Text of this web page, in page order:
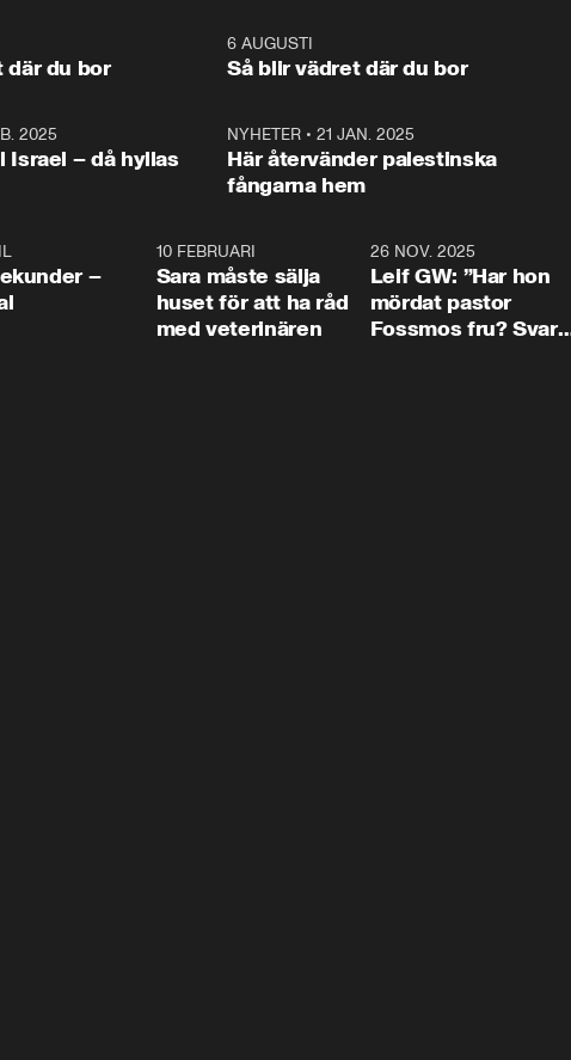
och Makten.
– Vi ställer upp i val. Ska vi
vara med så sitter vi förstås
1:06
där du bor
6 AUGUSTI
Så blir vädret där du bor
2025
Israel – då hyllas
NYHETER •21 JAN. 2025
Här återvänder palestinska
fångarna hem
–
10 FEBRUARI
Sara måste sälja
huset för att ha råd
med veterinären
26 NOV. 2025
Leif GW: ”Har hon
mördat pastor
Fossmos fru? Svar